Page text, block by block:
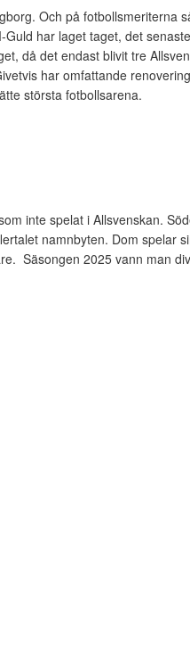
Och på fotbollsmeriterna
Guld har laget taget, det
då det endast blivit tre
har omfattande
största fotbollsarena.
inte spelat i Allsvenskan.
namnbyten. Dom spelar
Säsongen 2025 vann man